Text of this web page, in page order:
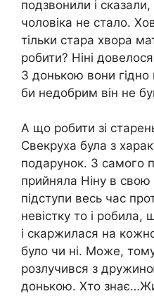
подзвонили і
чоловіка не стало.
тільки стара хвора
робити? Ніні
З донькою вони
би недобрим він не
А що робити зі
Свекруха була з
подарунок. З самого
прийняла Ніну в свою
підступи весь час
невістку то і
і скаржилася на
було чи ні. Може, тому
розлучився з
донькою. Хто